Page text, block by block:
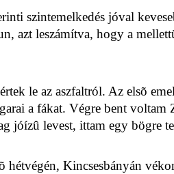
szintemelkedés jóval
azt leszámítva, hogy a
le az aszfaltról. Az elsõ
a fákat. Végre bent
jóízû levest, ittam egy bögre
Kincsesbányán